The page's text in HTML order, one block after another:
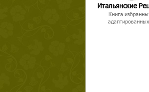
Итальянские
Книга